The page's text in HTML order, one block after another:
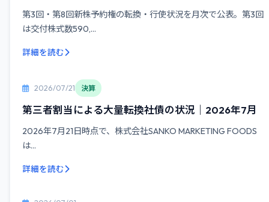
第3回・第8回新株予約権の転換・行使状況を月次で公表。第3回
は交付株式数590,...
詳細を読む
2026/07/21 決算
第三者割当による大量転換社債の状況｜2026年7月
2026年7月21日時点で、株式会社SANKO MARKETING FOODS
は...
詳細を読む